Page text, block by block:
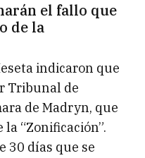
el fallo que
de la
indicaron que
Tribunal de
de Madryn, que
“Zonificación”.
30 días que se